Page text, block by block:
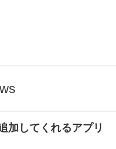
加してくれるアプリ